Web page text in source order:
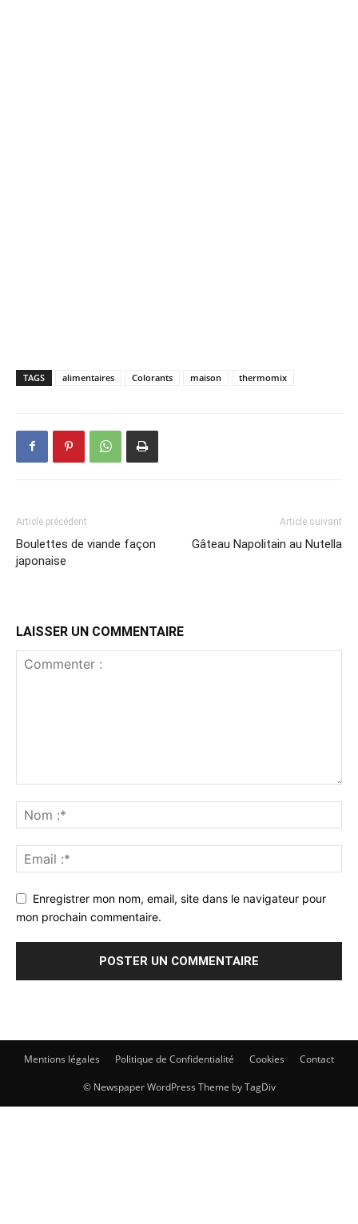
TAGS alimentaires Colorants maison thermomix
Article précédent
Boulettes de viande façon
japonaise
Article suivant
Gâteau Napolitain au Nutella
LAISSER UN COMMENTAIRE
Enregistrer mon nom, email, site dans le navigateur pour
mon prochain commentaire.
Mentions légales Politique de Confidentialité Cookies Contact
© Newspaper WordPress Theme by TagDiv